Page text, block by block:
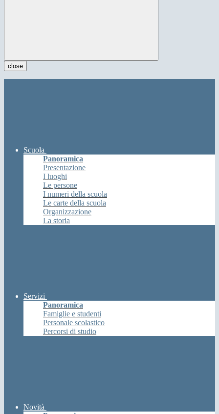
close
Scuola
Panoramica
Presentazione
I luoghi
Le persone
I numeri della scuola
Le carte della scuola
Organizzazione
La storia
Servizi
Panoramica
Famiglie e studenti
Personale scolastico
Percorsi di studio
Novità